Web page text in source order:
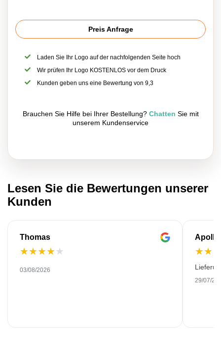
Preis Anfrage
Laden Sie Ihr Logo auf der nachfolgenden Seite hoch
Wir prüfen Ihr Logo KOSTENLOS vor dem Druck
Kunden geben uns eine Bewertung von 9,3
Brauchen Sie Hilfe bei Ihrer Bestellung? Chatten Sie mit
unserem Kundenservice
Lesen Sie die Bewertungen unserer
Kunden
Thomas
★★★★★
03/08/2026
★★
29/07/